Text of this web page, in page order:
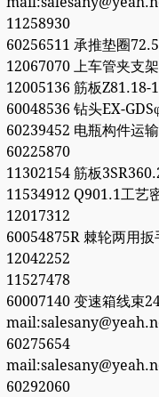
11258930
60256511 承推垫圈
12067070 上车管夹支
12005136 筋板Z81.18-
60048536 钻头EX-
60239452 电瓶构件运
60225870
11302154 筋板
11534912 Q901.1工艺
12017312
60054875R 棘轮两用
12042252
11527478
60007140 变速箱线束
60275654
60292060